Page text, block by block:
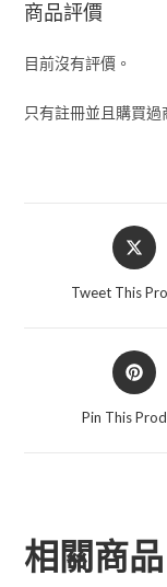
商品評價
目前沒有評價。
只有註冊並且購買過
Tweet This
Pin This
相關商品